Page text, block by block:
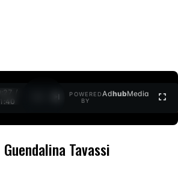
/
1:40
POWERED
BY
AdhubMedia
Tavassi